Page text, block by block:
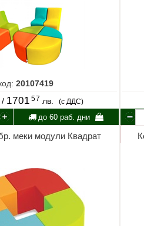
20107419
/ 1701 57 лв. (с ДДС)
до 60 раб. дни
меки модули Квадрат